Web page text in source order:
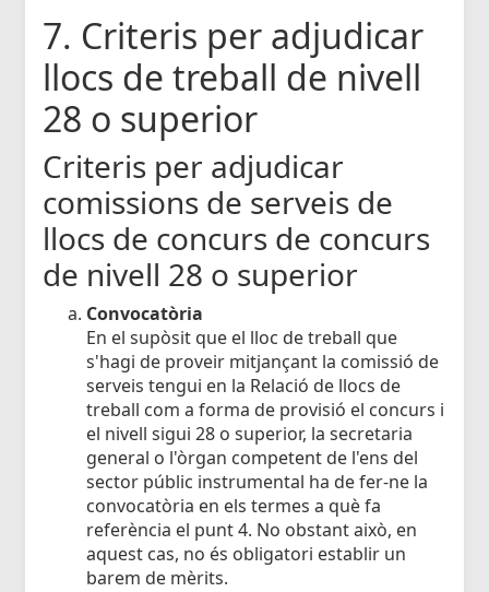
7. Criteris per adjudicar
llocs de treball de nivell
28 o superior
Criteris per adjudicar
comissions de serveis de
llocs de concurs de concurs
de nivell 28 o superior
Convocatòria
En el supòsit que el lloc de treball que
s'hagi de proveir mitjançant la comissió de
serveis tengui en la Relació de llocs de
treball com a forma de provisió el concurs i
el nivell sigui 28 o superior, la secretaria
general o l'òrgan competent de l'ens del
sector públic instrumental ha de fer-ne la
convocatòria en els termes a què fa
referència el punt 4. No obstant això, en
aquest cas, no és obligatori establir un
barem de mèrits.